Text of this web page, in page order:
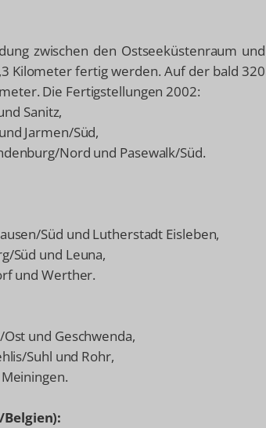
zwischen den Ostseeküstenraum und
Kilometer fertig werden. Auf der bald 320
Die Fertigstellungen 2002:
Sanitz,
Jarmen/Süd,
Nord und Pasewalk/Süd.
Süd und Lutherstadt Eisleben,
Süd und Leuna,
und Werther.
und Geschwenda,
Suhl und Rohr,